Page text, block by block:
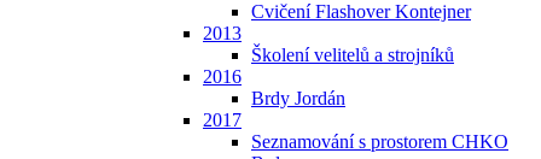
Cvičení Flashover Kontejner
2013
Školení velitelů a strojníků
2016
Brdy Jordán
2017
Seznamování s prostorem CHKO